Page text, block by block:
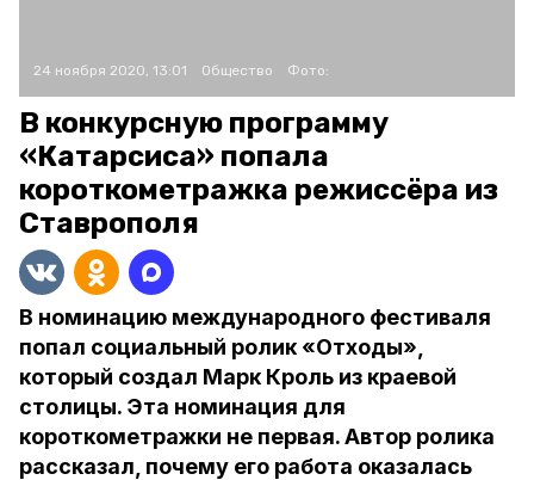
24 ноября 2020, 13:01 Общество Фото:
В конкурсную программу
«Катарсиса» попала
короткометражка режиссёра из
Ставрополя
В номинацию международного фестиваля
попал социальный ролик «Отходы»,
который создал Марк Кроль из краевой
столицы. Эта номинация для
короткометражки не первая. Автор ролика
рассказал, почему его работа оказалась